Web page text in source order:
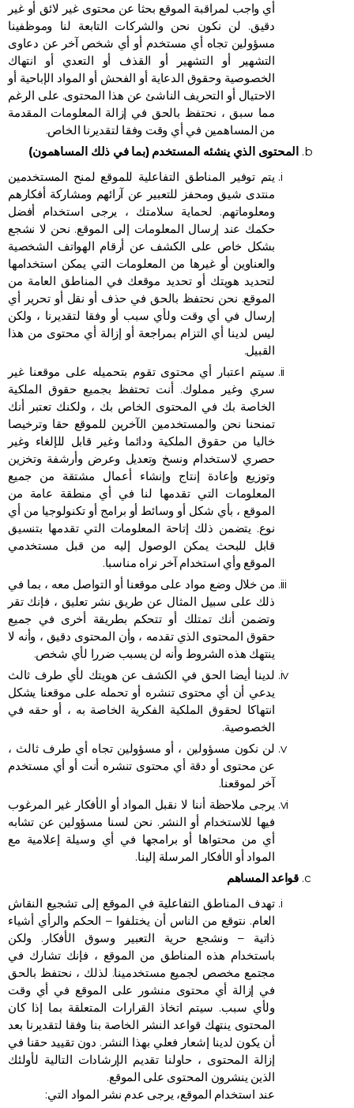
أي واجب لمراقبة الموقع بحثا عن محتوى غير لائق أو غير
دقيق. لن نكون نحن والشركات التابعة لنا وموظفينا
مسؤولين تجاه أي مستخدم أو أي شخص آخر عن دعاوى
التشهير أو التشهير أو القذف أو التعدي أو انتهاك
الخصوصية وحقوق الدعاية أو الفحش أو المواد الإباحية أو
الاحتيال أو التحريف الناشئ عن هذا المحتوى. على الرغم
مما سبق ، نحتفظ بالحق في إزالة المعلومات المقدمة
من المساهمين في أي وقت وفقا لتقديرنا الخاص.
المحتوى الذي ينشئه المستخدم (بما في ذلك المساهمون)
يتم توفير المناطق التفاعلية للموقع لمنح المستخدمين
منتدى شيق ومحفز للتعبير عن آرائهم ومشاركة أفكارهم
ومعلوماتهم. لحماية سلامتك ، يرجى استخدام أفضل
حكمك عند إرسال المعلومات إلى الموقع. نحن لا نشجع
بشكل خاص على الكشف عن أرقام الهواتف الشخصية
والعناوين أو غيرها من المعلومات التي يمكن استخدامها
لتحديد هويتك أو تحديد موقعك في المناطق العامة من
الموقع. نحن نحتفظ بالحق في حذف أو نقل أو تحرير أي
إرسال في أي وقت ولأي سبب أو وفقا لتقديرنا ، ولكن
ليس لدينا أي التزام بمراجعة أو إزالة أي محتوى من هذا
القبيل.
سيتم اعتبار أي محتوى تقوم بتحميله على موقعنا غير
سري وغير مملوك. أنت تحتفظ بجميع حقوق الملكية
الخاصة بك في المحتوى الخاص بك ، ولكنك تعتبر أنك
تمنحنا نحن والمستخدمين الآخرين للموقع حقا وترخيصا
خاليا من حقوق الملكية ودائما وغير قابل للإلغاء وغير
حصري لاستخدام ونسخ وتعديل وعرض وأرشفة وتخزين
وتوزيع وإعادة إنتاج وإنشاء أعمال مشتقة من جميع
المعلومات التي تقدمها لنا في أي منطقة عامة من
الموقع ، بأي شكل أو وسائط أو برامج أو تكنولوجيا من أي
نوع. يتضمن ذلك إتاحة المعلومات التي تقدمها بتنسيق
قابل للبحث يمكن الوصول إليه من قبل مستخدمي
الموقع وأي استخدام آخر نراه مناسبا.
من خلال وضع مواد على موقعنا أو التواصل معه ، بما في
ذلك على سبيل المثال عن طريق نشر تعليق ، فإنك تقر
وتضمن أنك تمتلك أو تتحكم بطريقة أخرى في جميع
حقوق المحتوى الذي تقدمه ، وأن المحتوى دقيق ، وأنه لا
ينتهك هذه الشروط وأنه لن يسبب ضررا لأي شخص.
لدينا أيضا الحق في الكشف عن هويتك لأي طرف ثالث
يدعي أن أي محتوى تنشره أو تحمله على موقعنا يشكل
انتهاكا لحقوق الملكية الفكرية الخاصة به ، أو حقه في
الخصوصية.
لن نكون مسؤولين ، أو مسؤولين تجاه أي طرف ثالث ،
عن محتوى أو دقة أي محتوى تنشره أنت أو أي مستخدم
آخر لموقعنا.
يرجى ملاحظة أننا لا نقبل المواد أو الأفكار غير المرغوب
فيها للاستخدام أو النشر. نحن لسنا مسؤولين عن تشابه
أي من محتواها أو برامجها في أي وسيلة إعلامية مع
المواد أو الأفكار المرسلة إلينا.
قواعد المساهم
تهدف المناطق التفاعلية في الموقع إلى تشجيع النقاش
العام. نتوقع من الناس أن يختلفوا – الحكم والرأي أشياء
ذاتية – ونشجع حرية التعبير وسوق الأفكار. ولكن
باستخدام هذه المناطق من الموقع ، فإنك تشارك في
مجتمع مخصص لجميع مستخدمينا. لذلك ، نحتفظ بالحق
في إزالة أي محتوى منشور على الموقع في أي وقت
ولأي سبب. سيتم اتخاذ القرارات المتعلقة بما إذا كان
المحتوى ينتهك قواعد النشر الخاصة بنا وفقا لتقديرنا بعد
أن يكون لدينا إشعار فعلي بهذا النشر. دون تقييد حقنا في
إزالة المحتوى ، حاولنا تقديم الإرشادات التالية لأولئك
الذين ينشرون المحتوى على الموقع.
عند استخدام الموقع، يرجى عدم نشر المواد التي: